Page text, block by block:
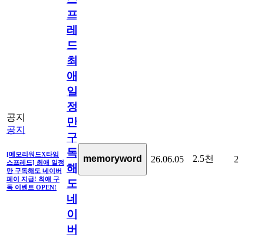
공지
공지
[메모리워드X타임
스프레드] 최애 일정
만 구독해도 네이버
페이 지급! 최애 구
독 이벤트 OPEN!
프
레
드]
최
애
일
정
만
구
독
해
도
네
이
버
memoryword 26.06.05 2.5천 2